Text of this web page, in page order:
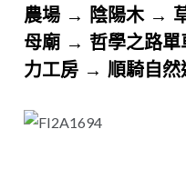
農場 → 陰陽木 →
母廟 → 哲學之路
力工房 → 順騎自然